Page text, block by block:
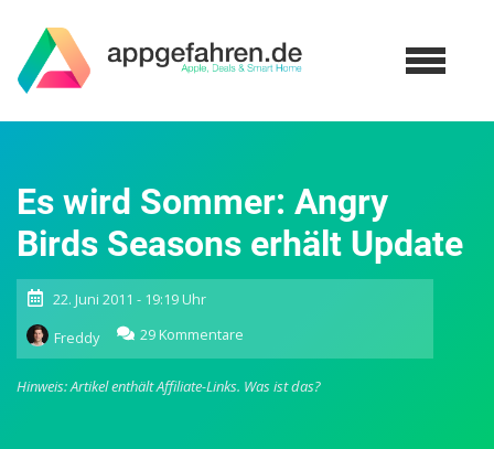
Es wird Sommer: Angry
Birds Seasons erhält Update
22. Juni 2011 - 19:19 Uhr
Freddy
29 Kommentare
Es
Sommer:
Hinweis: Artikel enthält Affiliate-Links. Was ist das?